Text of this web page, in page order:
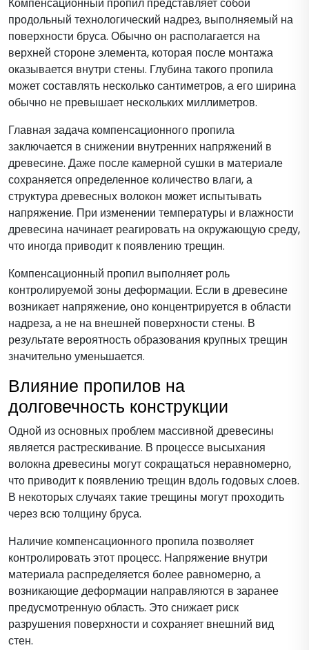
продольный технологический надрез, выполняемый на
поверхности бруса. Обычно он располагается на
верхней стороне элемента, которая после монтажа
оказывается внутри стены. Глубина такого пропила
может составлять несколько сантиметров, а его ширина
обычно не превышает нескольких миллиметров.
Главная задача компенсационного пропила
заключается в снижении внутренних напряжений в
древесине. Даже после камерной сушки в материале
сохраняется определенное количество влаги, а
структура древесных волокон может испытывать
напряжение. При изменении температуры и влажности
древесина начинает реагировать на окружающую среду,
что иногда приводит к появлению трещин.
Компенсационный пропил выполняет роль
контролируемой зоны деформации. Если в древесине
возникает напряжение, оно концентрируется в области
надреза, а не на внешней поверхности стены. В
результате вероятность образования крупных трещин
значительно уменьшается.
Влияние пропилов на
долговечность конструкции
Одной из основных проблем массивной древесины
является растрескивание. В процессе высыхания
волокна древесины могут сокращаться неравномерно,
что приводит к появлению трещин вдоль годовых слоев.
В некоторых случаях такие трещины могут проходить
через всю толщину бруса.
Наличие компенсационного пропила позволяет
контролировать этот процесс. Напряжение внутри
материала распределяется более равномерно, а
возникающие деформации направляются в заранее
предусмотренную область. Это снижает риск
разрушения поверхности и сохраняет внешний вид
стен.